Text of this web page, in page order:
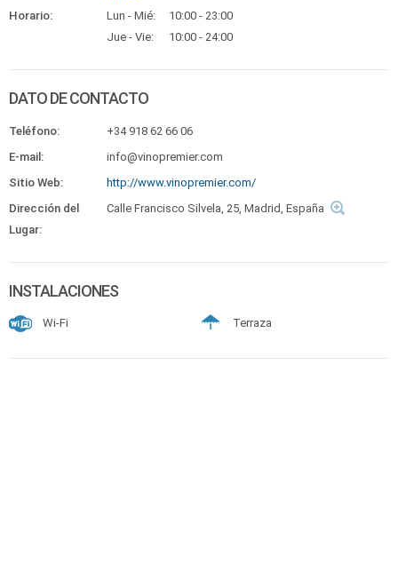
Horario:
Lun - Mié:
10:00 - 23:00
Jue - Vie:
10:00 - 24:00
DATO DE CONTACTO
Teléfono:
+34 918 62 66 06
E-mail:
info@vinopremier.com
Sitio Web:
http://www.vinopremier.com/
Dirección del
Lugar:
Calle Francisco Silvela, 25, Madrid, España
INSTALACIONES
Wi-Fi Terraza